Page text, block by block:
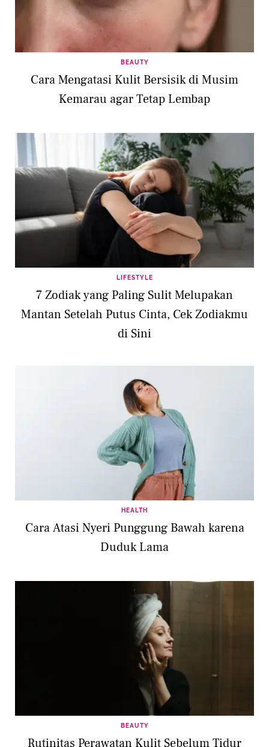
BEAUTY
Cara Mengatasi Kulit Bersisik di Musim
Kemarau agar Tetap Lembap
LIFESTYLE
7 Zodiak yang Paling Sulit Melupakan
Mantan Setelah Putus Cinta, Cek Zodiakmu
di Sini
HEALTH
Cara Atasi Nyeri Punggung Bawah karena
Duduk Lama
BEAUTY
Rutinitas Perawatan Kulit Sebelum Tidur